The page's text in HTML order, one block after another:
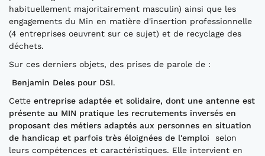
habituellement majoritairement masculin) ainsi que les
engagements du Min en matière d'insertion professionnelle
(4 entreprises oeuvrent sur ce sujet) et de recyclage des
déchets.
Sur ces derniers objets, des prises de parole de :
Benjamin Deles pour DSI.
Cette entreprise adaptée et solidaire, dont une antenne est
présente au MIN pratique les recrutements inversés en
proposant des métiers adaptés aux personnes en situation
de handicap et parfois très éloignées de l'emploi selon
leurs compétences et caractéristiques. Elle intervient en